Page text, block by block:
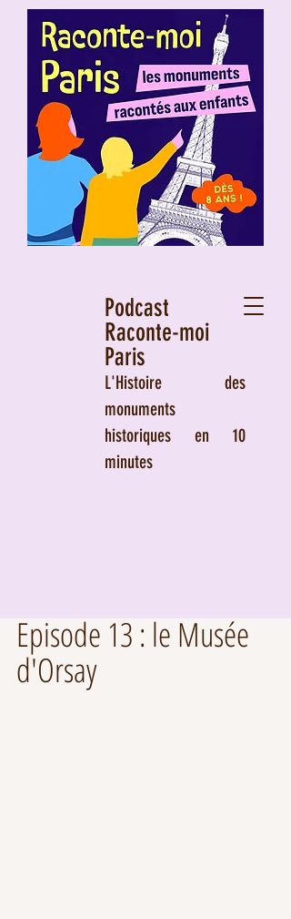
Podcast
Raconte-moi
Paris
L'Histoire des
monuments
historiques en 10
minutes
Episode 13 : le Musée
d'Orsay